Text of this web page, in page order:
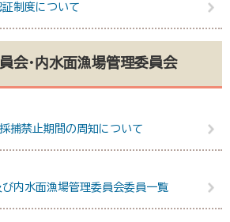
制度について
会・内水面漁場管理委員会
捕禁止期間の周知について
内水面漁場管理委員会委員一覧